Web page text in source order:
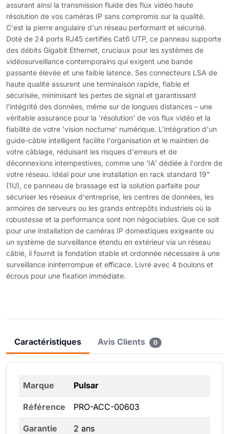
assurant ainsi la transmission fluide des flux vidéo haute
résolution de vos caméras IP sans compromis sur la qualité.
C'est la pierre angulaire d'un réseau performant et sécurisé.
Doté de 24 ports RJ45 certifiés Cat6 UTP, ce panneau supporte
des débits Gigabit Ethernet, cruciaux pour les systèmes de
vidéosurveillance contemporains qui exigent une bande
passante élevée et une faible latence. Ses connecteurs LSA de
haute qualité assurent une terminaison rapide, fiable et
sécurisée, minimisant les pertes de signal et garantissant
l'intégrité des données, même sur de longues distances – une
véritable assurance pour la 'résolution' de vos flux vidéo et la
fiabilité de votre 'vision nocturne' numérique. L'intégration d'un
guide-câble intelligent facilite l'organisation et le maintien de
votre câblage, réduisant les risques d'erreurs et de
déconnexions intempestives, comme une 'IA' dédiée à l'ordre de
votre réseau. Idéal pour une installation en rack standard 19"
(1U), ce panneau de brassage est la solution parfaite pour
sécuriser les réseaux d'entreprise, les centres de données, les
armoires de serveurs ou les grands entrepôts industriels où la
robustesse et la performance sont non négociables. Que ce soit
pour une installation de caméras IP domestiques exigeante ou
un système de surveillance étendu en extérieur via un réseau
câblé, il fournit la fondation stable et ordonnée nécessaire à une
surveillance ininterrompue et efficace. Livré avec 4 boulons et
écrous pour une fixation immédiate.
Caractéristiques Avis Clients 0
Marque Pulsar
Référence PRO-ACC-00603
Garantie 2 ans